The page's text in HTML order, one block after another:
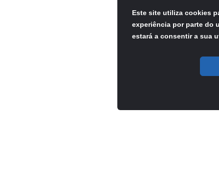
Este site utiliza cookies
experiência por parte do
estará a consentir a sua